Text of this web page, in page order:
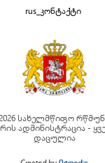
rus_კონტაქტი
სახელმწიფო
ადმინისტრაცია -
დაცულია